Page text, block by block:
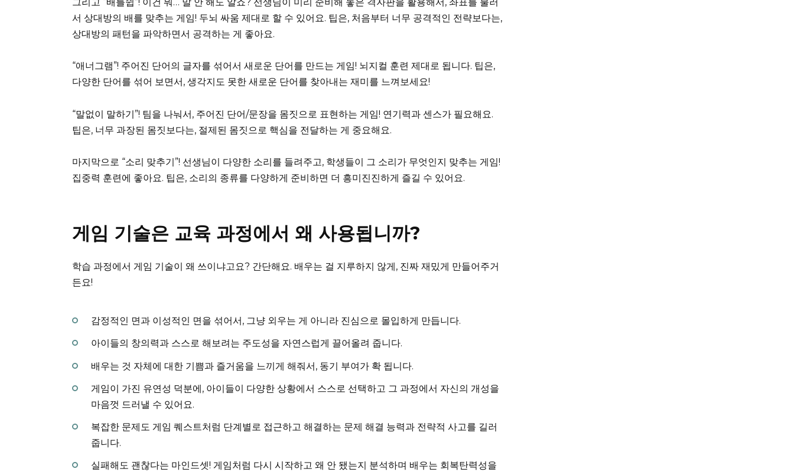
서 상대방의 배를 맞추는 게임! 두뇌 싸움 제대로 할 수 있어요. 팁은, 처음부터 너무 공격적인 전략보다는,
상대방의 패턴을 파악하면서 공격하는 게 좋아요.
“애너그램”! 주어진 단어의 글자를 섞어서 새로운 단어를 만드는 게임! 뇌지컬 훈련 제대로 됩니다. 팁은,
다양한 단어를 섞어 보면서, 생각지도 못한 새로운 단어를 찾아내는 재미를 느껴보세요!
“말없이 말하기”! 팀을 나눠서, 주어진 단어/문장을 몸짓으로 표현하는 게임! 연기력과 센스가 필요해요.
팁은, 너무 과장된 몸짓보다는, 절제된 몸짓으로 핵심을 전달하는 게 중요해요.
마지막으로 “소리 맞추기”! 선생님이 다양한 소리를 들려주고, 학생들이 그 소리가 무엇인지 맞추는 게임!
집중력 훈련에 좋아요. 팁은, 소리의 종류를 다양하게 준비하면 더 흥미진진하게 즐길 수 있어요.
게임 기술은 교육 과정에서 왜 사용됩니까?
학습 과정에서 게임 기술이 왜 쓰이냐고요? 간단해요. 배우는 걸 지루하지 않게, 진짜 재밌게 만들어주거
든요!
감정적인 면과 이성적인 면을 섞어서, 그냥 외우는 게 아니라 진심으로 몰입하게 만듭니다.
아이들의 창의력과 스스로 해보려는 주도성을 자연스럽게 끌어올려 줍니다.
배우는 것 자체에 대한 기쁨과 즐거움을 느끼게 해줘서, 동기 부여가 확 됩니다.
게임이 가진 유연성 덕분에, 아이들이 다양한 상황에서 스스로 선택하고 그 과정에서 자신의 개성을
마음껏 드러낼 수 있어요.
복잡한 문제도 게임 퀘스트처럼 단계별로 접근하고 해결하는 문제 해결 능력과 전략적 사고를 길러
줍니다.
실패해도 괜찮다는 마인드셋! 게임처럼 다시 시작하고 왜 안 됐는지 분석하며 배우는 회복탄력성을